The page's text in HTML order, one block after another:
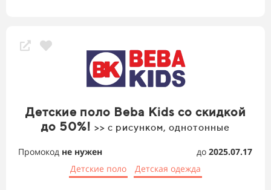
Детские поло Beba Kids со скидкой
до 50%! >> с рисунком, однотонные
Промокод не нужен до 2025.07.17
Детские поло
Детская одежда